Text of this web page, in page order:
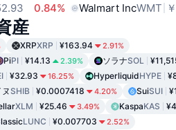
0.84% Walmart IncWMT
産
XRPXRP ¥163.94 2.91%
PiPI ¥14.13 2.39% ソラナSOL
¥32.93 16.25% HyperliquidHYPE
SHIB ¥0.0007418 4.20% SuiSUI
XLM ¥25.46 3.49% KaspaKAS
LUNC ¥0.007703 2.52%